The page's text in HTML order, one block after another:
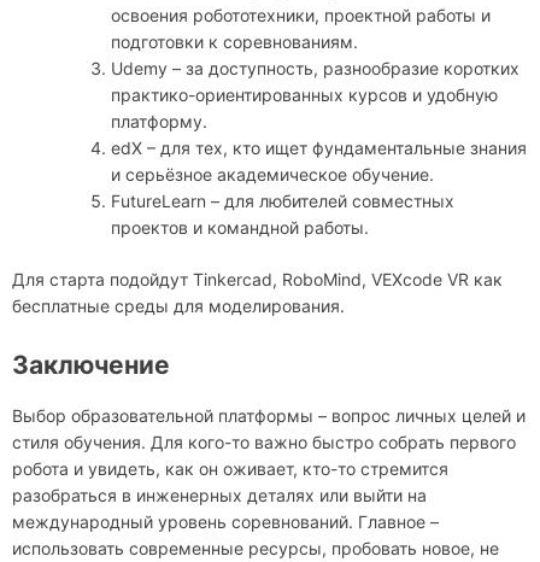
освоения робототехники, проектной работы и
подготовки к соревнованиям.
Udemy – за доступность, разнообразие коротких
практико-ориентированных курсов и удобную
платформу.
edX – для тех, кто ищет фундаментальные знания
и серьёзное академическое обучение.
FutureLearn – для любителей совместных
проектов и командной работы.
Для старта подойдут Tinkercad, RoboMind, VEXcode VR как
бесплатные среды для моделирования.
Заключение
Выбор образовательной платформы – вопрос личных целей и
стиля обучения. Для кого-то важно быстро собрать первого
робота и увидеть, как он оживает, кто-то стремится
разобраться в инженерных деталях или выйти на
международный уровень соревнований. Главное –
использовать современные ресурсы, пробовать новое, не